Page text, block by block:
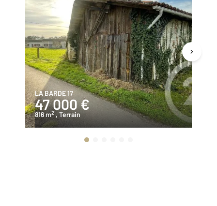
LA BARDE 17
47 000 €
816 m2 , Terrain